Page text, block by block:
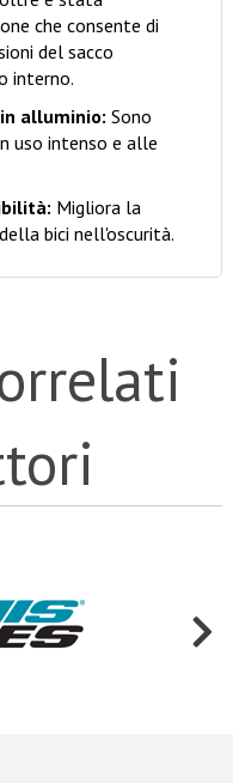
che consente di
del sacco
interno.
alluminio: Sono
uso intenso e alle
Migliora la
bici nell'oscurità.